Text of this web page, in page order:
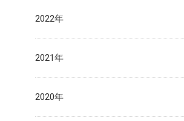
2022年
2021年
2020年